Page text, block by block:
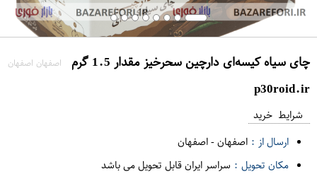
چای سیاه کیسه‌ای دارچین سحرخیز مقدار 1.5 گرم اصفهان اصفهان
p30roid.ir
شرایط خرید
ارسال از : اصفهان-اصفهان
مکان تحویل : سراسر ایران قابل تحویل می باشد